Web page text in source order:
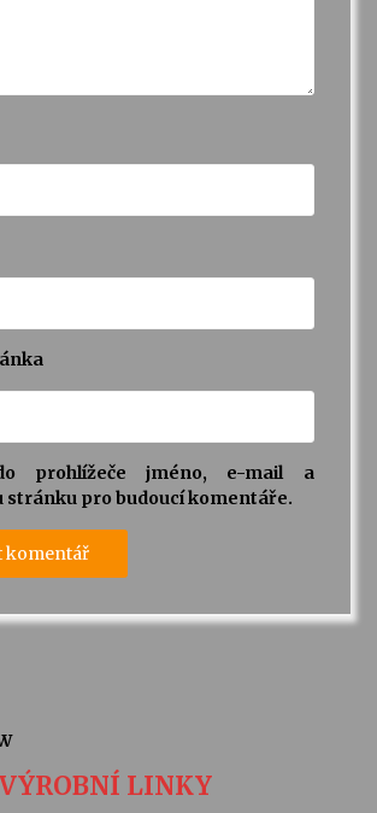
prohlížeče jméno, e-mail a
stránku pro budoucí komentáře.
LINKY